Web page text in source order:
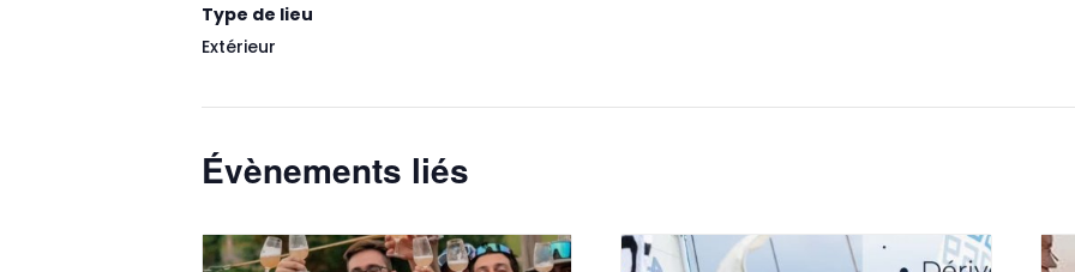
Type de lieu
Extérieur
Évènements liés